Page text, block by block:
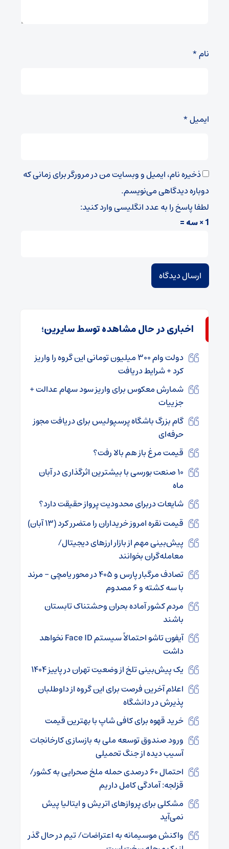
نام*
ایمیل*
ذخیره نام، ایمیل و وبسایت من در مرورگر برای زمانی که
دوباره دیدگاهی می‌نویسم.
لطفا پاسخ را به عدد انگلیسی وارد کنید:
1 × سه =
اخباری در حال مشاهده توسط سایرین؛
دولت وام ۳۰۰ میلیون تومانی این گروه را واریز
کرد + شرایط دریافت
شمارش معکوس برای واریز سود سهام عدالت +
جزییات
گام بزرگ باشگاه پرسپولیس برای دریافت مجوز
حرفه‌ای
قیمت مرغ باز هم بالا رفت؟
۱۰ صنعت بورسی با بیشترین اثرگذاری در آبان
ماه
شایعات دربرای محدودیت پرواز حقیقت دارد؟
قیمت نقره امروز خریداران را متضرر کرد (۱۳ آبان)
پیش‌بینی مهم از بازار ارزهای دیجیتال/
معامله‌گران بخوانند
تصادف مرگبار پارس و ۴۰۵ در محور یامچی – مرند
با سه کشته و ۶ مصدوم
مردم کشور آماده بحران وحشتناک تابستان
باشند
آیفون تاشو احتمالاً سیستم Face ID نخواهد
داشت
یک پیش‌بینی تلخ از وضعیت تهران در پاییز ۱۴۰۴
اعلام آخرین فرصت برای این گروه از داوطلبان
پذیرش در دانشگاه
خرید قهوه برای کافی شاپ با بهترین قیمت
ورود صندوق توسعه ملی به بازسازی کارخانجات
آسیب دیده از جنگ تحمیلی
احتمال ۶۰ درصدی حمله ملخ صحرایی به کشور/
قزلجه: آمادگی کامل داریم
مشکلی برای پروازهای اتریش و ایتالیا پیش
نمی‌آید
واکنش موسیمانه به اعتراضات/ تیم در حال گذر